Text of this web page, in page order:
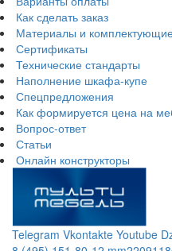
Как сделать заказ
Материалы и
Сертификаты
Технические стандарты
Наполнение шкафа-купе
Спецпредложения
Как формируется цена на
Вопрос-ответ
Статьи
Онлайн конструкторы
Telegram Vkontakte Youtube